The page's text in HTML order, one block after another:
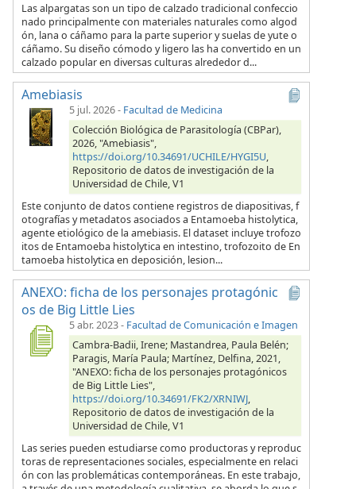
Las alpargatas son un tipo de calzado tradicional confeccio
nado principalmente con materiales naturales como algod
ón, lana o cáñamo para la parte superior y suelas de yute o
cáñamo. Su diseño cómodo y ligero las ha convertido en un
calzado popular en diversas culturas alrededor d...
Amebiasis
5 jul. 2026- Facultad de Medicina
Colección Biológica de Parasitología (CBPar),
2026, "Amebiasis",
https://doi.org/10.34691/UCHILE/HYGI5U,
Repositorio de datos de investigación de la
Universidad de Chile, V1
Este conjunto de datos contiene registros de diapositivas, f
otografías y metadatos asociados a Entamoeba histolytica,
agente etiológico de la amebiasis. El dataset incluye trofozo
itos de Entamoeba histolytica en intestino, trofozoito de En
tamoeba histolytica en deposición, lesion...
ANEXO: ficha de los personajes protagónic
os de Big Little Lies
5 abr. 2023- Facultad de Comunicación e Imagen
Cambra-Badii, Irene; Mastandrea, Paula Belén;
Paragis, María Paula; Martínez, Delfina, 2021,
"ANEXO: ficha de los personajes protagónicos
de Big Little Lies",
https://doi.org/10.34691/FK2/XRNIWJ,
Repositorio de datos de investigación de la
Universidad de Chile, V1
Las series pueden estudiarse como productoras y reproduc
toras de representaciones sociales, especialmente en relaci
ón con las problemáticas contemporáneas. En este trabajo,